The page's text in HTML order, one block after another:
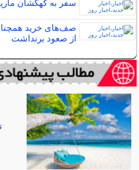
سفر به کهکشان
صف‌های خرید
از صعود برنداشت